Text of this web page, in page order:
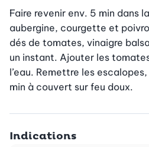
Faire revenir env. 5 min dans
aubergine, courgette et
dés de tomates, vinaigre
un instant. Ajouter les
l’eau. Remettre les
min à couvert sur feu doux.
Indications